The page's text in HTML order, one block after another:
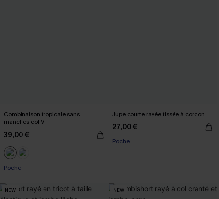
Combinaison tropicale sans
manches col V
39,00 €
Poche
Jupe courte rayée tissée à cordon
27,00 €
Poche
NEW NEW